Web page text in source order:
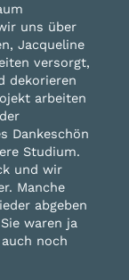
uns über
Jacqueline
versorgt,
dekorieren
arbeiten
Dankeschön
Studium.
und wir
Manche
abgeben
waren ja
noch